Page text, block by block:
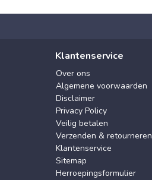
Klantenservice
Over ons
Algemene voorwaarden
Disclaimer
Privacy Policy
Veilig betalen
Verzenden & retourneren
Klantenservice
Sitemap
Herroepingsformulier